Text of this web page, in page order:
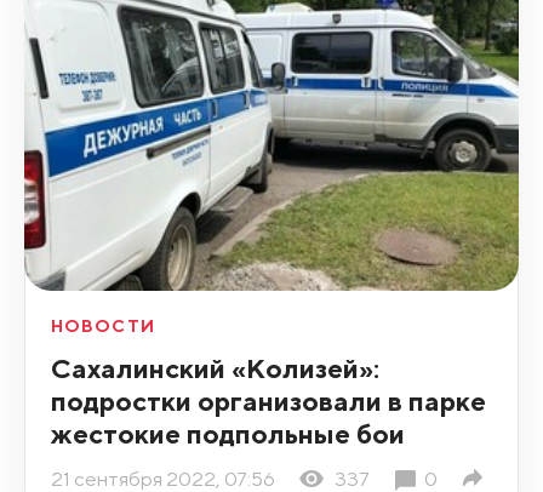
НОВОСТИ
Сахалинский «Колизей»:
подростки организовали в парке
жестокие подпольные бои
21 сентября 2022, 07:56 337 0